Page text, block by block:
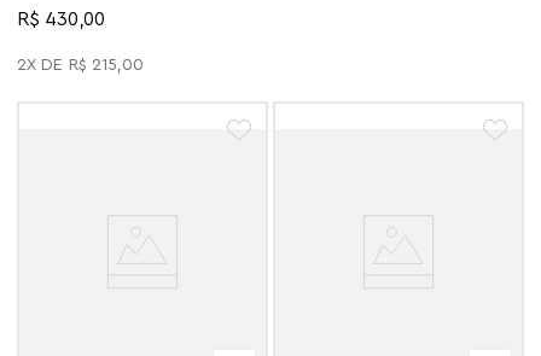
R$ 430,00
2 R$ 215,00